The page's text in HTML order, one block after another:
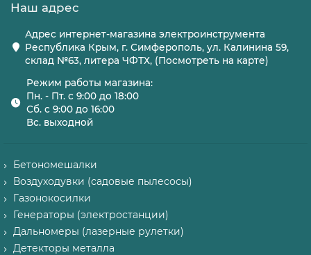
Наш адрес
Адрес интернет-магазина электроинструмента
Республика Крым, г. Симферополь, ул. Калинина 59,
склад №63, литера ЧФТХ, (Посмотреть на карте)
Режим работы магазина:
Пн. - Пт. с 9:00 до 18:00
Сб. с 9:00 до 16:00
Вс. выходной
Бетономешалки
Воздуходувки (садовые пылесосы)
Газонокосилки
Генераторы (электростанции)
Дальномеры (лазерные рулетки)
Детекторы металла